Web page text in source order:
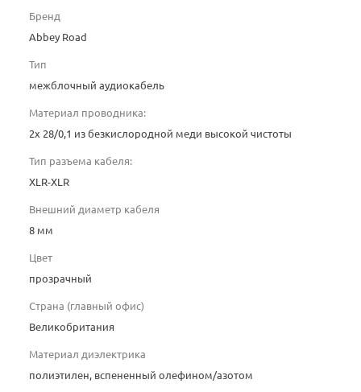
Бренд
Abbey Road
Тип
межблочный аудиокабель
Материал проводника:
2x 28/0,1 из безкислородной меди высокой чистоты
Тип разъема кабеля:
XLR-XLR
Внешний диаметр кабеля
8 мм
Цвет
прозрачный
Страна (главный офис)
Великобритания
Материал диэлектрика
полиэтилен, вспененный олефином/азотом